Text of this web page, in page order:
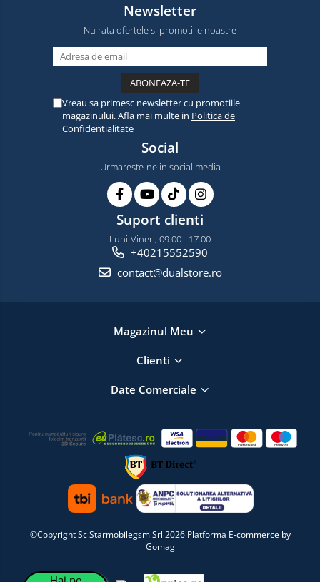
Newsletter
Nu rata ofertele si promotiile noastre
Vreau sa primesc newsletter cu promotiile
magazinului. Afla mai multe in Politica de
Confidentialitate
Social
Urmareste-ne in social media
Suport clienti
Luni-Vineri, 09.00 - 17.00
+40215552590
contact@dualstore.ro
Magazinul Meu
Clienti
Date Comerciale
©Copyright Sc Starmobilegsm Srl 2026 Platforma E-commerce by
Gomag